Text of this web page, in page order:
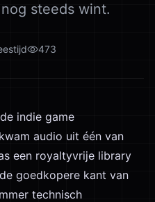
steeds wint.
473
indie game
audio uit één van
een royaltyvrije library
goedkopere kant van
technisch